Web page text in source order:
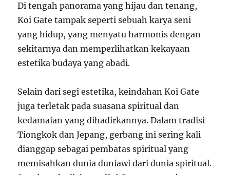
Di tengah panorama yang hijau dan tenang,
Koi Gate tampak seperti sebuah karya seni
yang hidup, yang menyatu harmonis dengan
sekitarnya dan memperlihatkan kekayaan
estetika budaya yang abadi.
Selain dari segi estetika, keindahan Koi Gate
juga terletak pada suasana spiritual dan
kedamaian yang dihadirkannya. Dalam tradisi
Tiongkok dan Jepang, gerbang ini sering kali
dianggap sebagai pembatas spiritual yang
memisahkan dunia duniawi dari dunia spiritual.